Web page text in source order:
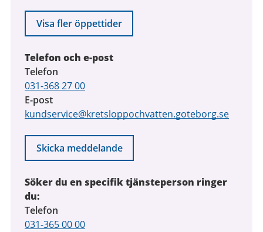
Visa fler öppettider
Telefon och e-post
Telefon
031-368 27 00
E-post
kundservice@kretsloppochvatten.goteborg.se
Skicka meddelande
Söker du en specifik tjänsteperson ringer
du:
Telefon
031-365 00 00